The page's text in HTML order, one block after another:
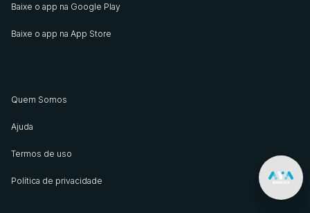
Baixe o app na Google Play
Baixe o app na App Store
Quem Somos
Ajuda
Termos de uso
Política de privacidade